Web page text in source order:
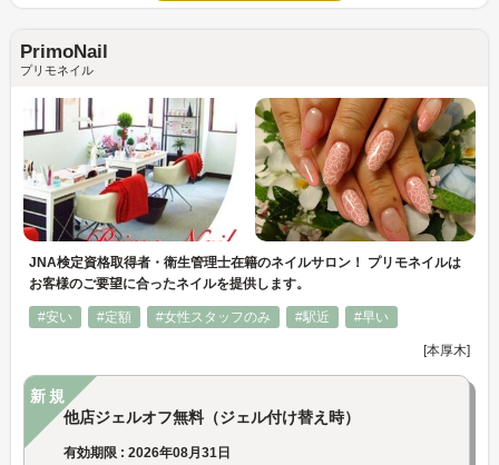
PrimoNail
プリモネイル
JNA検定資格取得者・衛生管理士在籍のネイルサロン！ プリモネイルは
お客様のご要望に合ったネイルを提供します。
#安い #定額 #女性スタッフのみ #駅近 #早い
[本厚木]
新規
他店ジェルオフ無料（ジェル付け替え時）
有効期限 : 2026年08月31日